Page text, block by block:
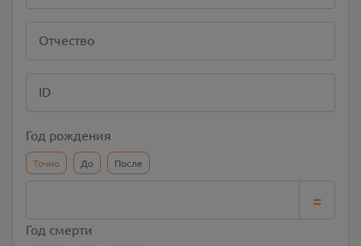
Отчество
ID
Год рождения
Точно До После
=
Год смерти